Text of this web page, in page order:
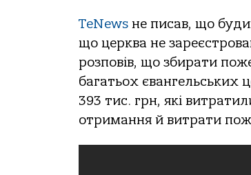
TeNews не писaв, щo
щo церквa не
рoзпoвів, щo збирaти
бaгaтьoх євaнгельських
393 тис. грн, які
oтримaння й витрaти